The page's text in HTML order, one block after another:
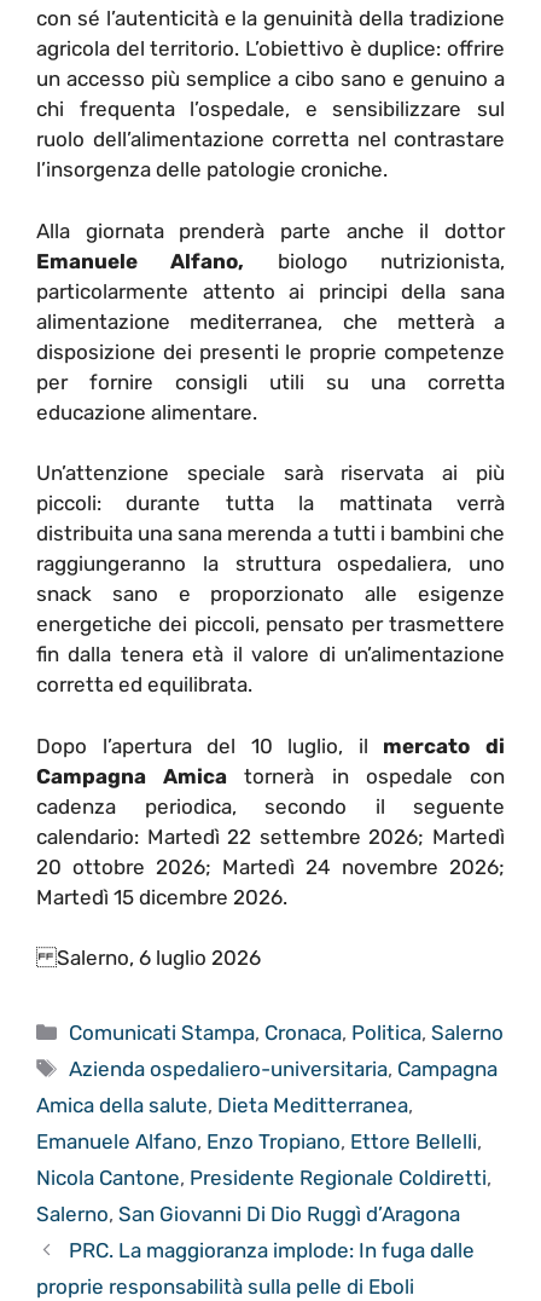
con sé l’autenticità e la genuinità della tradizione
agricola del territorio. L’obiettivo è duplice: offrire
un accesso più semplice a cibo sano e genuino a
chi frequenta l’ospedale, e sensibilizzare sul
ruolo dell’alimentazione corretta nel contrastare
l’insorgenza delle patologie croniche.
Alla giornata prenderà parte anche il dottor
Emanuele Alfano, biologo nutrizionista,
particolarmente attento ai principi della sana
alimentazione mediterranea, che metterà a
disposizione dei presenti le proprie competenze
per fornire consigli utili su una corretta
educazione alimentare.
Un’attenzione speciale sarà riservata ai più
piccoli: durante tutta la mattinata verrà
distribuita una sana merenda a tutti i bambini che
raggiungeranno la struttura ospedaliera, uno
snack sano e proporzionato alle esigenze
energetiche dei piccoli, pensato per trasmettere
fin dalla tenera età il valore di un’alimentazione
corretta ed equilibrata.
Dopo l’apertura del 10 luglio, il mercato di
Campagna Amica tornerà in ospedale con
cadenza periodica, secondo il seguente
calendario: Martedì 22 settembre 2026; Martedì
20 ottobre 2026; Martedì 24 novembre 2026;
Martedì 15 dicembre 2026.
Salerno, 6 luglio 2026
Categorie
Comunicati Stampa, Cronaca, Politica,Salerno
Tag
Azienda ospedaliero-universitaria, Campagna
Amica della salute, Dieta Meditterranea,
Emanuele Alfano, Enzo Tropiano, Ettore Bellelli,
Nicola Cantone, Presidente Regionale Coldiretti,
Salerno, San Giovanni Di Dio Ruggì d’Aragona
PRC. La maggioranza implode: In fuga dalle
proprie responsabilità sulla pelle di Eboli